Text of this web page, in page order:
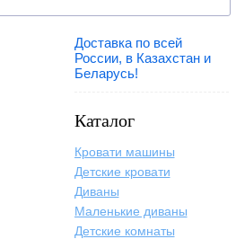
Доставка по всей
России, в Казахстан и
Беларусь!
Каталог
Кровати машины
Детские кровати
Диваны
Маленькие диваны
Детские комнаты